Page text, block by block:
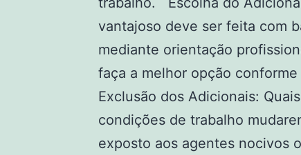
vantajoso deve ser feita com
mediante orientação
faça a melhor opção
Exclusão dos Adicionais:
condições de trabalho
exposto aos agentes nocivos